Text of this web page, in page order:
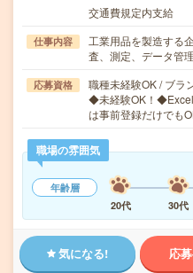
交通費規定内支給
仕事内容
工業用品を製造する
査、測定、データ管
応募資格
職種未経験OK / ブラ
◆未経験OK！◆Excel
は事前登録だけでも
職場の雰囲気
年齢層
20代
30代
気になる! 応